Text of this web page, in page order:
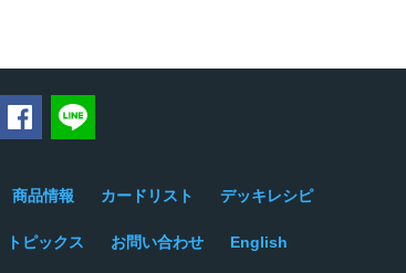
ツイートするFacebookでシェアする
商品情報 カードリスト デッキレシピ
トピックス お問い合わせ English